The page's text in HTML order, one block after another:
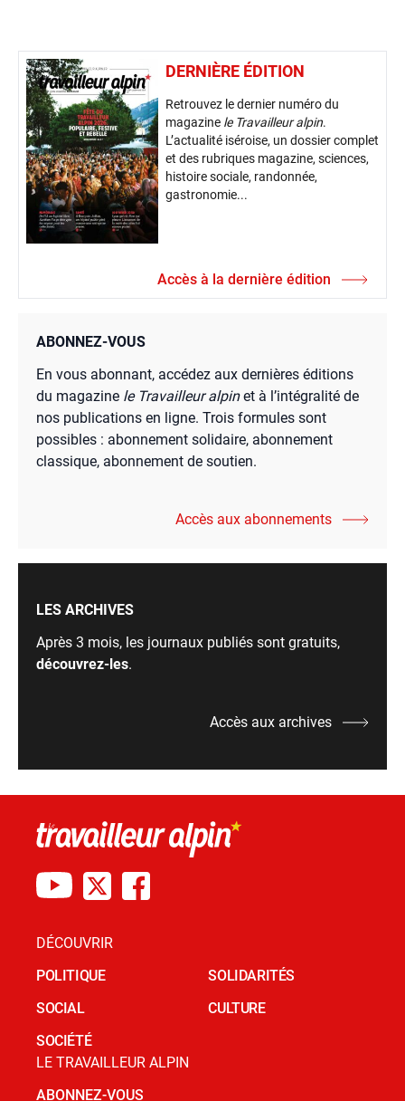
DERNIÈRE ÉDITION
Retrouvez le dernier numéro du
magazine le Travailleur alpin.
L’actualité iséroise, un dossier complet
et des rubriques magazine, sciences,
histoire sociale, randonnée,
gastronomie...
Accès à la dernière édition
ABONNEZ-VOUS
En vous abonnant, accédez aux dernières éditions
du magazine le Travailleur alpinet à l’intégralité de
nos publications en ligne. Trois formules sont
possibles : abonnement solidaire, abonnement
classique, abonnement de soutien.
Accès aux abonnements
LES ARCHIVES
Après 3 mois, les journaux publiés sont gratuits,
découvrez-les.
Accès aux archives
DÉCOUVRIR
POLITIQUE
SOCIAL
SOCIÉTÉ
SOLIDARITÉS
CULTURE
LE TRAVAILLEUR ALPIN
ABONNEZ-VOUS